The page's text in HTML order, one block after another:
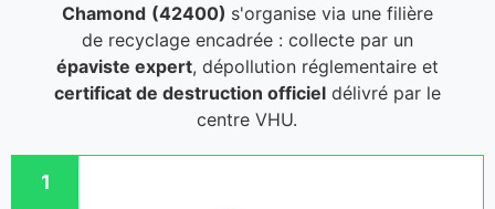
Chamond (42400) s'organise via une filière
de recyclage encadrée : collecte par un
épaviste expert, dépollution réglementaire et
certificat de destruction officieldélivré par le
centre VHU.
1